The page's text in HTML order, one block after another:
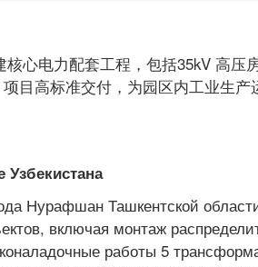
电力配套工程，包括35kV 高压
目高标准交付，为园区内工业生
Нурафшан Ташкентской
включая монтаж
работы 5